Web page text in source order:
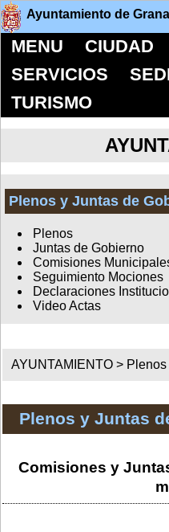
Ayuntamiento de
MENU CIUDAD
SERVICIOS
TURISMO
Plenos y Juntas de
Plenos
Juntas de Gobierno
Comisiones
Seguimiento Mociones
Declaraciones
Video Actas
AYUNTAMIENTO >
Plenos y Juntas
Comisiones y